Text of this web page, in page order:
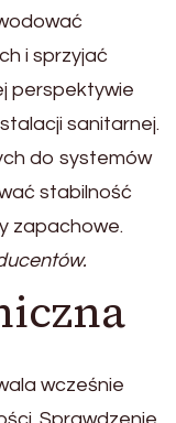
i sprzyjać
perspektywie
sanitarnej.
do systemów
stabilność
zapachowe.
wcześnie